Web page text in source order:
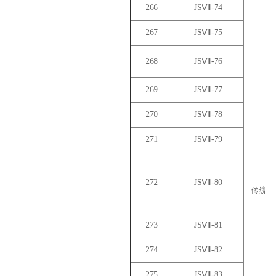
传
266 JSⅦ-74
267 JSⅦ-75
268 JSⅦ-76
269 JSⅦ-77
270 JSⅦ-78
271 JSⅦ-79
272 JSⅦ-80
273 JSⅦ-81
274 JSⅦ-82